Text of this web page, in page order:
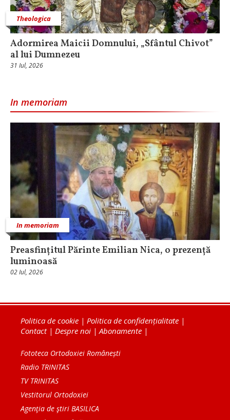
Theologica
Adormirea Maicii Domnului, „Sfântul Chivot”
al lui Dumnezeu
31 Iul, 2026
In memoriam
In memoriam
Preasfințitul Părinte Emilian Nica, o prezență
luminoasă
02 Iul, 2026
Politica de cookie | Politica de confidențialitate |
Contact| Despre noi |Abonamente |
Fototeca Ortodoxiei Românești
Radio TRINITAS
TV TRINITAS
Vestitorul Ortodoxiei
Agenţia de ştiri BASILICA